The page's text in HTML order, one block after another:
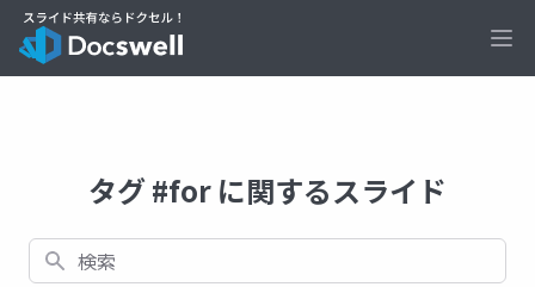
タグ #for に関するスライド
検索